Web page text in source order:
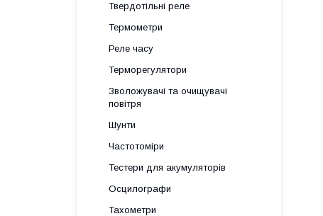
Твердотільні реле
Термометри
Реле часу
Терморегулятори
Зволожувачі та очищувачі
повітря
Шунти
Частотоміри
Тестери для акумуляторів
Осцилографи
Тахометри